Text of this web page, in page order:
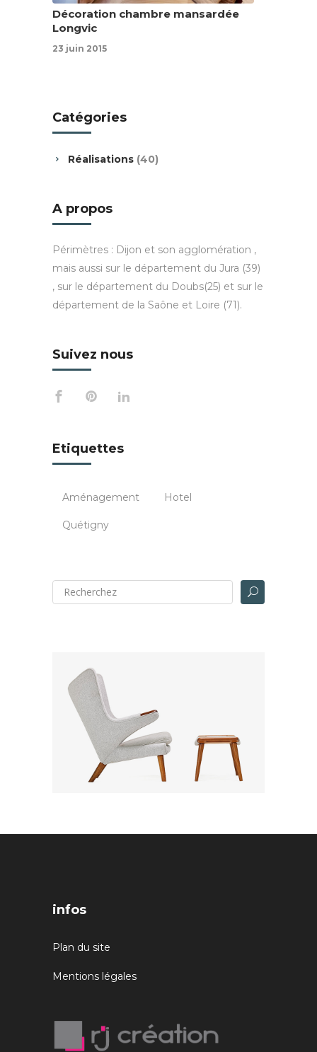
Décoration chambre mansardée
Longvic
23 juin 2015
Catégories
Réalisations (40)
A propos
Périmètres : Dijon et son agglomération ,
mais aussi sur le département du Jura (39)
, sur le département du Doubs(25) et sur le
département de la Saône et Loire (71).
Suivez nous
Etiquettes
Aménagement Hotel
Quétigny
infos
Plan du site
Mentions légales